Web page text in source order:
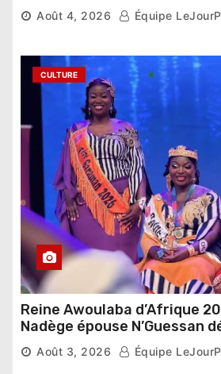
Août 4, 2026 Équipe
CULTURE
Reine Awoulaba d’Afrique
Nadège épouse N’Guessan
couronne
Août 3, 2026 Équipe